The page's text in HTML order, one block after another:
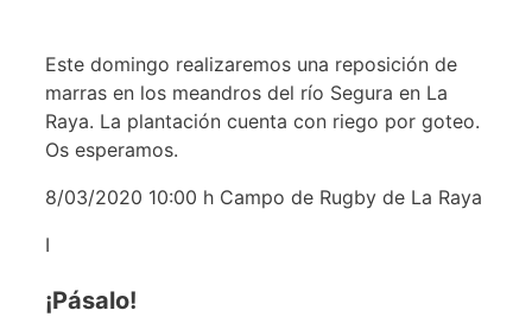
Este domingo realizaremos una reposición de
marras en los meandros del río Segura en La
Raya. La plantación cuenta con riego por goteo.
Os esperamos.
8/03/2020 10:00 h Campo de Rugby de La Raya
I
¡Pásalo!